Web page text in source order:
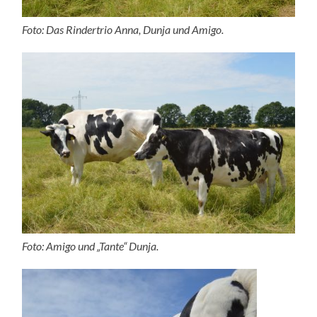
Foto: Das Rindertrio Anna, Dunja und Amigo.
Foto: Amigo und „Tante“ Dunja.